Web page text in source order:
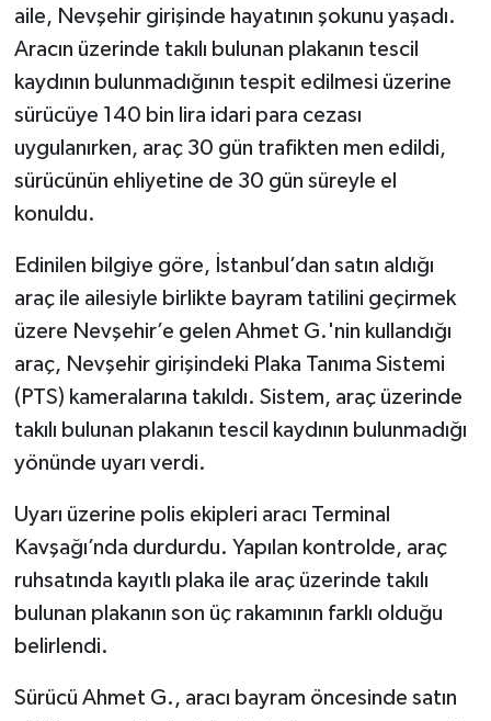
aile, Nevşehir girişinde hayatının şokunu yaşadı.
Aracın üzerinde takılı bulunan plakanın tescil
kaydının bulunmadığının tespit edilmesi üzerine
sürücüye 140 bin lira idari para cezası
uygulanırken, araç 30 gün trafikten men edildi,
sürücünün ehliyetine de 30 gün süreyle el
konuldu.
Edinilen bilgiye göre, İstanbul’dan satın aldığı
araç ile ailesiyle birlikte bayram tatilini geçirmek
üzere Nevşehir’e gelen Ahmet G.'nin kullandığı
araç, Nevşehir girişindeki Plaka Tanıma Sistemi
(PTS) kameralarına takıldı. Sistem, araç üzerinde
takılı bulunan plakanın tescil kaydının bulunmadığı
yönünde uyarı verdi.
Uyarı üzerine polis ekipleri aracı Terminal
Kavşağı’nda durdurdu. Yapılan kontrolde, araç
ruhsatında kayıtlı plaka ile araç üzerinde takılı
bulunan plakanın son üç rakamının farklı olduğu
belirlendi.
Sürücü Ahmet G., aracı bayram öncesinde satın